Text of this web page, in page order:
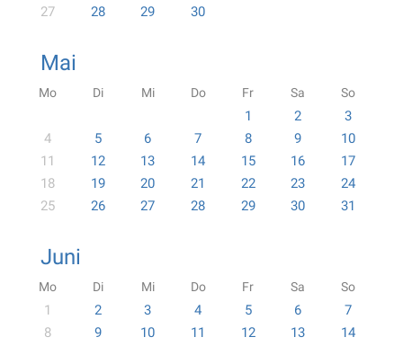
27
28 29 30
Mai
Mo Di Mi Do Fr Sa So
1 2
3
4
5 6 7 8 9
10
11
12 13 14 15 16
17
18
19 20 21 22 23
24
25
26 27 28 29 30 31
Juni
Mo Di Mi Do Fr Sa So
1 2 3 4 5 6
7
8
9 10 11 12 13
14